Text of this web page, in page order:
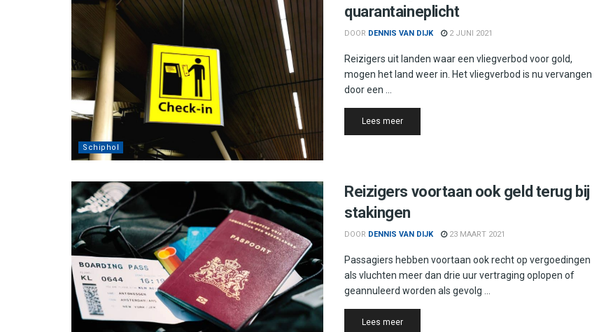
Schiphol
quarantaineplicht
DOOR DENNIS VAN DIJK 2 JUNI 2021
Reizigers uit landen waar een vliegverbod voor gold,
mogen het land weer in. Het vliegverbod is nu vervangen
door een ...
Lees meerDetails
Reizigers voortaan ook geld terug bij
stakingen
DOOR DENNIS VAN DIJK 23 MAART 2021
Passagiers hebben voortaan ook recht op vergoedingen
als vluchten meer dan drie uur vertraging oplopen of
geannuleerd worden als gevolg ...
Lees meerDetails